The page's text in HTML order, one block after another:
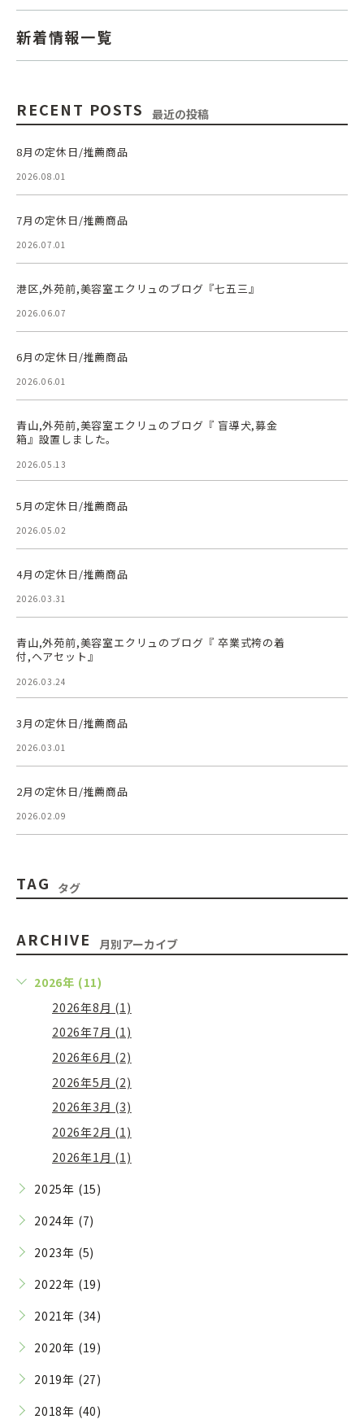
新着情報一覧
RECENT POSTS 最近の投稿
8月の定休日/推薦商品
2026.08.01
7月の定休日/推薦商品
2026.07.01
港区,外苑前,美容室エクリュのブログ『七五三』
2026.06.07
6月の定休日/推薦商品
2026.06.01
青山,外苑前,美容室エクリュのブログ『 盲導犬,募金
箱』設置しました。
2026.05.13
5月の定休日/推薦商品
2026.05.02
4月の定休日/推薦商品
2026.03.31
青山,外苑前,美容室エクリュのブログ『 卒業式袴の着
付,ヘアセット』
2026.03.24
3月の定休日/推薦商品
2026.03.01
2月の定休日/推薦商品
2026.02.09
TAG タグ
ARCHIVE 月別アーカイブ
2026年 (11)
2026年8月 (1)
2026年7月 (1)
2026年6月 (2)
2026年5月 (2)
2026年3月 (3)
2026年2月 (1)
2026年1月 (1)
2025年 (15)
2024年 (7)
2023年 (5)
2022年 (19)
2021年 (34)
2020年 (19)
2019年 (27)
2018年 (40)